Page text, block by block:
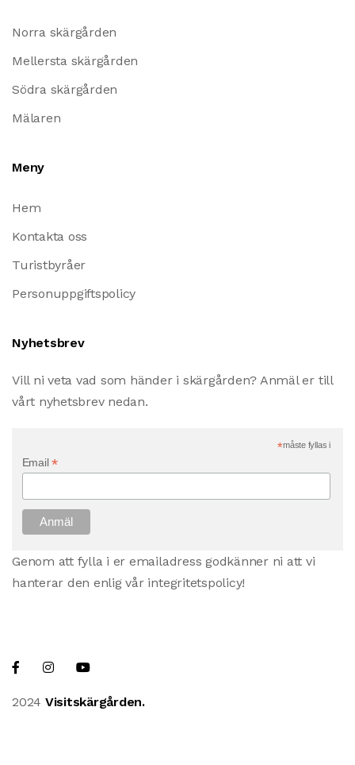
Norra skärgården
Mellersta skärgården
Södra skärgården
Mälaren
Meny
Hem
Kontakta oss
Turistbyråer
Personuppgiftspolicy
Nyhetsbrev
Vill ni veta vad som händer i skärgården? Anmäl er till
vårt nyhetsbrev nedan.
*måste fyllas i
Email*
Genom att fylla i er emailadress godkänner ni att vi
hanterar den enlig vår integritetspolicy!
2024 Visitskärgården.